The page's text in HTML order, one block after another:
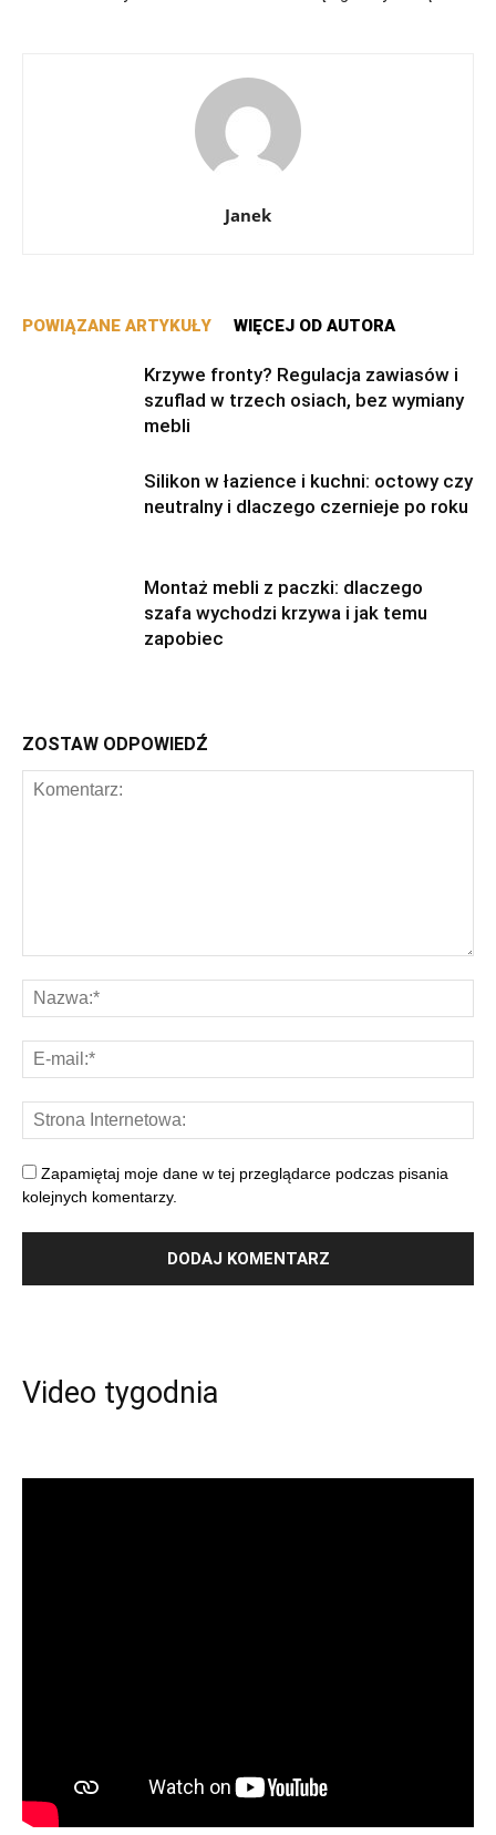
Janek
POWIĄZANE ARTYKUŁY WIĘCEJ OD AUTORA
Krzywe fronty? Regulacja zawiasów i
szuflad w trzech osiach, bez wymiany
mebli
Silikon w łazience i kuchni: octowy czy
neutralny i dlaczego czernieje po roku
Montaż mebli z paczki: dlaczego
szafa wychodzi krzywa i jak temu
zapobiec
ZOSTAW ODPOWIEDŹ
Zapamiętaj moje dane w tej przeglądarce podczas pisania
kolejnych komentarzy.
Video tygodnia